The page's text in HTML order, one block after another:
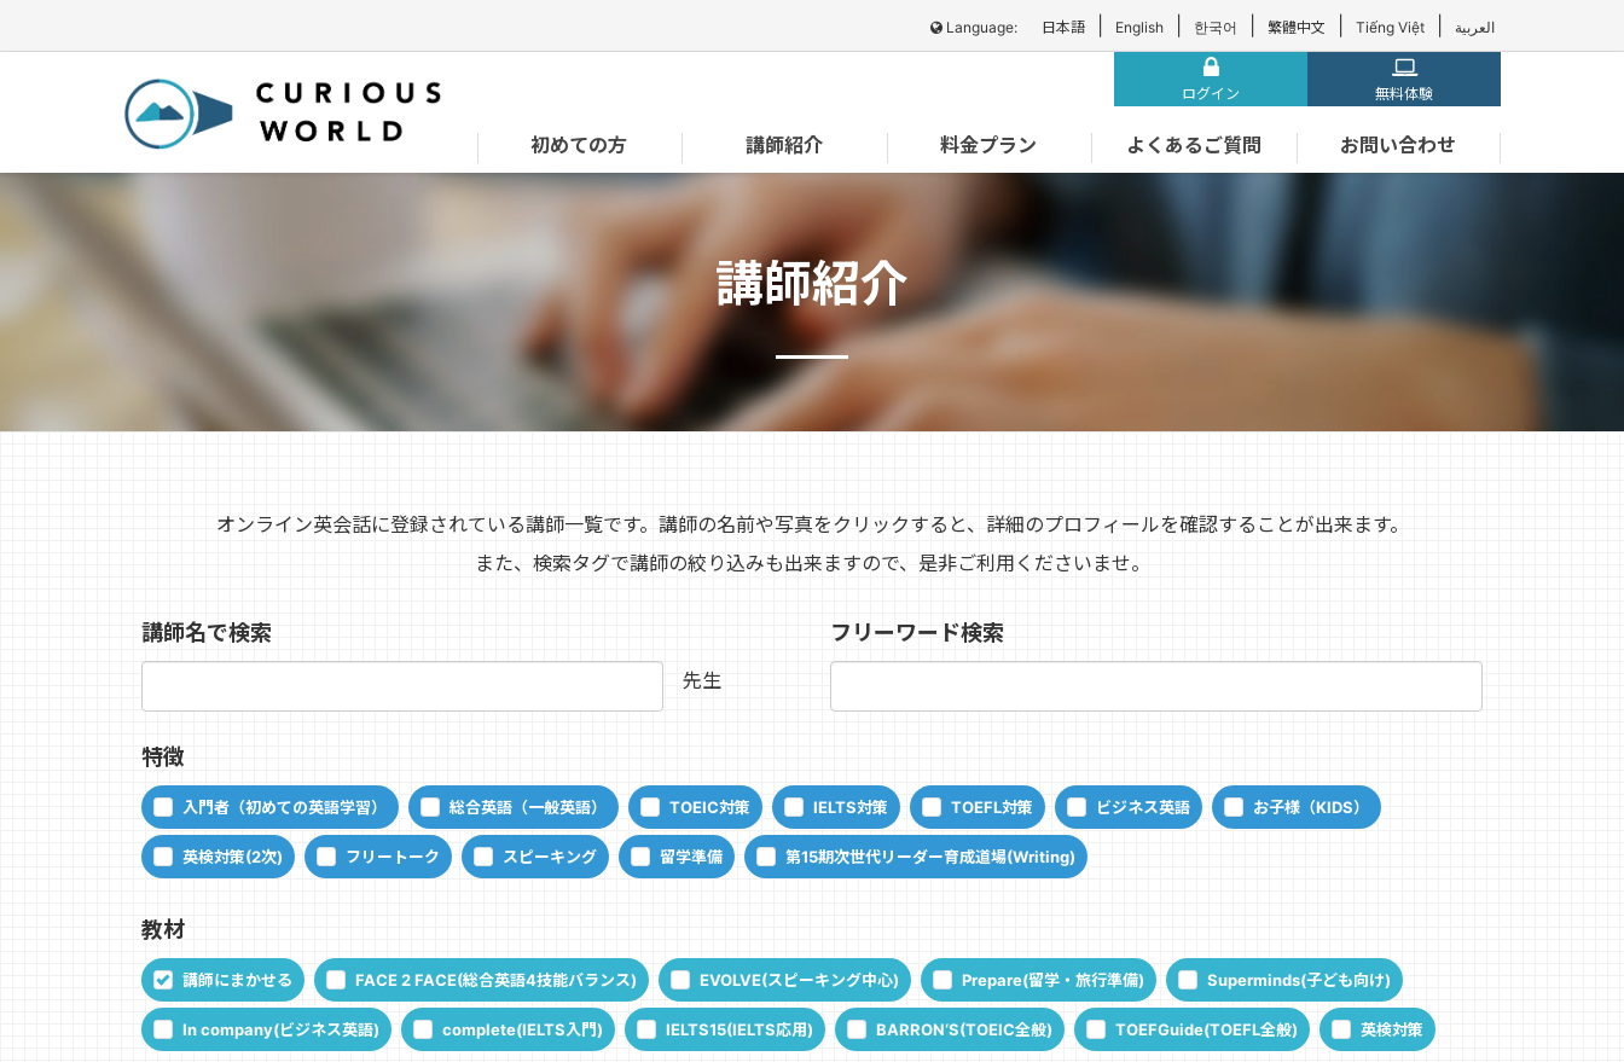
Language: 日本語 English 한국어 繁體中文 Tiếng Việt العربية
ログイン 無料体験
初めての方 講師紹介 料金プラン よくあるご質問 お問い合わせ
講師紹介
オンライン英会話に登録されている講師一覧です。講師の名前や写真をクリックすると、詳細のプロフィールを確認することが出来ます。
また、検索タグで講師の絞り込みも出来ますので、是非ご利用くださいませ。
講師名で検索
先生
フリーワード検索
特徴
入門者（初めての英語学習） 総合英語（一般英語） TOEIC対策 IELTS対策 TOEFL対策 ビジネス英語 お子様（KIDS）
英検対策(2次) フリートーク スピーキング 留学準備 第15期次世代リーダー育成道場(Writing)
教材
講師にまかせる FACE 2 FACE(総合英語4技能バランス) EVOLVE(スピーキング中心) Prepare(留学・旅行準備) Superminds(子ども向け)
In company(ビジネス英語) complete(IELTS入門) IELTS15(IELTS応用) BARRON‘S(TOEIC全般) TOEFGuide(TOEFL全般) 英検対策